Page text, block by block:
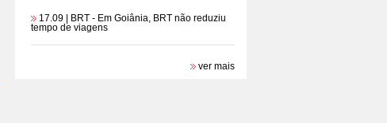
17.09 | BRT - Em Goiânia, BRT não reduziu
tempo de viagens
ver mais